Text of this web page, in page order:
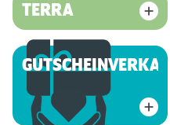
TERRA
GUTSCHEINVERKAUF